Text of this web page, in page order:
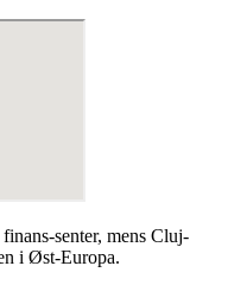
senter, mens Cluj-
i Øst-Europa.